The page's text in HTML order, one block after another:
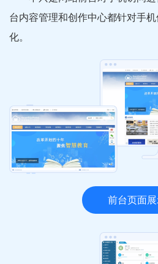
台内容管理和创作中心都针对手
化。
前台页面